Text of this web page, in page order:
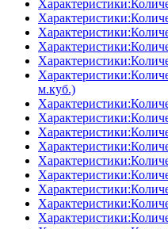
м.куб.)